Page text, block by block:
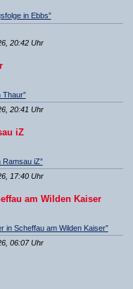
in Ebbs”
20:42 Uhr
Thaur”
20:41 Uhr
iZ
Ramsau iZ”
17:40 Uhr
am Wilden Kaiser
in Scheffau am Wilden Kaiser”
06:07 Uhr